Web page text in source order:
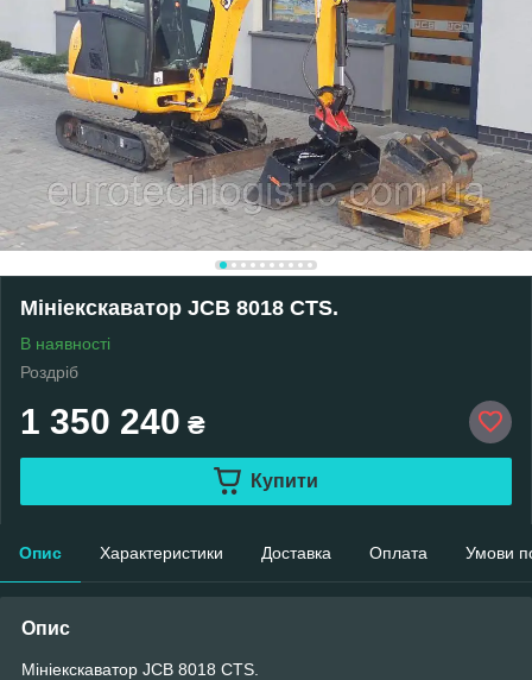
Мініекскаватор JCB 8018 CTS.
В наявності
Роздріб
1 350 240 ₴
Купити
Опис Характеристики Доставка Оплата Умови
Опис
Мініекскаватор JCB 8018 CTS.